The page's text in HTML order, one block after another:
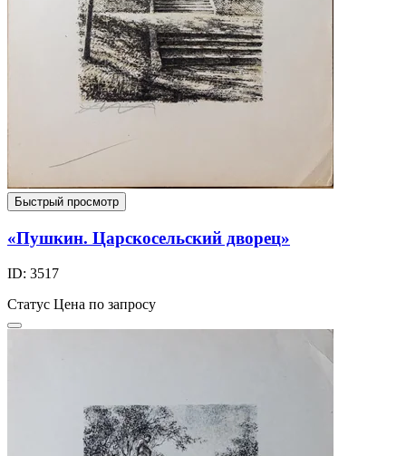
Быстрый просмотр
«Пушкин. Царскосельский дворец»
ID: 3517
Статус Цена по запросу